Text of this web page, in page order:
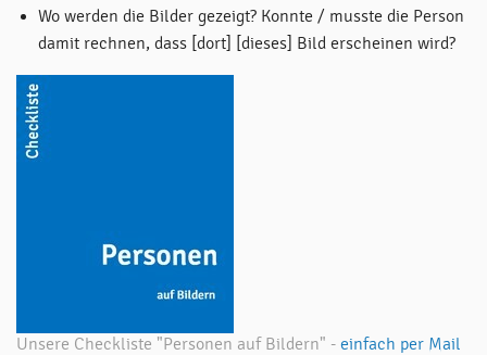
Wo werden die Bilder gezeigt? Konnte / musste die Person
damit rechnen, dass [dort] [dieses] Bild erscheinen wird?
Unsere Checkliste "Personen auf Bildern" - einfach per Mail